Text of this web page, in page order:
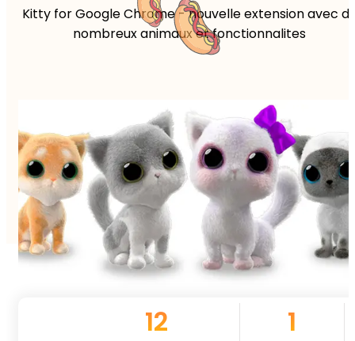
Kitty for Google Chrome - nouvelle extension avec
nombreux animaux et fonctionnalites
12 1